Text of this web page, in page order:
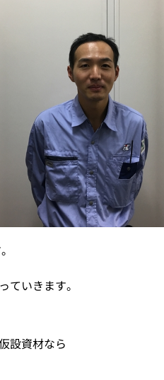
ていきます。
設資材なら